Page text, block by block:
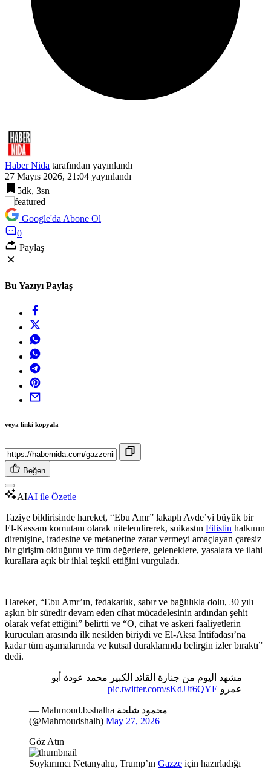
Haber Nida tarafından yayınlandı
27 Mayıs 2026, 21:04 yayınlandı
5dk, 3sn
Google'da Abone Ol
0
Paylaş
Bu Yazıyı Paylaş
veya linki kopyala
Beğen
AIAI ile Özetle
Taziye bildirisinde hareket, “Ebu Amr” lakaplı Avde’yi büyük bir
El-Kassam komutanı olarak nitelendirerek, suikastın Filistin halkının
direnişine, iradesine ve metanetine zarar vermeyi amaçlayan çaresiz
bir girişim olduğunu ve tüm değerlere, geleneklere, yasalara ve ilahi
kurallara açık bir ihlal teşkil ettiğini vurguladı.
Hareket, “Ebu Amr’ın, fedakarlık, sabır ve bağlılıkla dolu, 30 yılı
aşkın bir süredir devam eden cihat mücadelesinin ardından şehit
olarak vefat ettiğini” belirtti ve “O, cihat ve askeri faaliyetlerin
kurucuları arasında ilk nesilden biriydi ve El-Aksa İntifadası’na
kadar tüm aşamalarında ve kutsal duraklarında belirgin izler bıraktı”
dedi.
مشهد اليوم من جنازة القائد الكبير محمد عودة أبو
عمرو pic.twitter.com/sKdJJf6QYE
— Mahmoud.b.shalha محمود شلحة
(@Mahmoudshalh) May 27, 2026
Göz Atın
Soykırımcı Netanyahu, Trump’ın Gazze için hazırladığı